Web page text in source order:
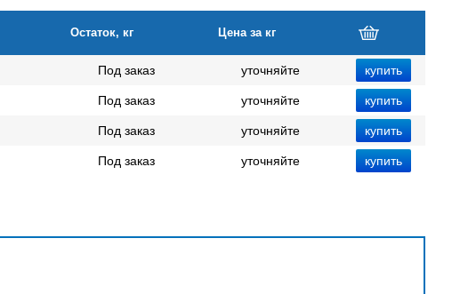
Остаток, кг Цена за кг
Под заказ уточняйте
Под заказ уточняйте
Под заказ уточняйте
Под заказ уточняйте